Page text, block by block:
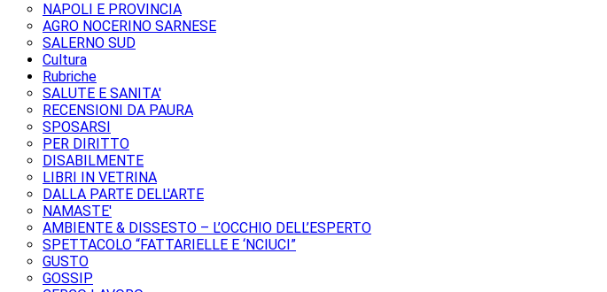
NAPOLI E PROVINCIA
AGRO NOCERINO SARNESE
SALERNO SUD
Cultura
Rubriche
SALUTE E SANITA'
RECENSIONI DA PAURA
SPOSARSI
PER DIRITTO
DISABILMENTE
LIBRI IN VETRINA
DALLA PARTE DELL'ARTE
NAMASTE'
AMBIENTE & DISSESTO – L’OCCHIO DELL’ESPERTO
SPETTACOLO “FATTARIELLE E ‘NCIUCI”
GUSTO
GOSSIP